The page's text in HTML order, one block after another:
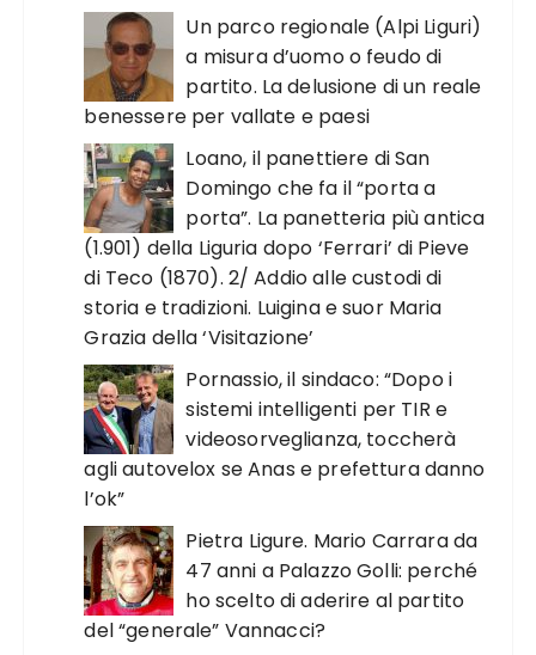
Un parco regionale (Alpi Liguri)
a misura d’uomo o feudo di
partito. La delusione di un reale
benessere per vallate e paesi
Loano, il panettiere di San
Domingo che fa il “porta a
porta”. La panetteria più antica
(1.901) della Liguria dopo ‘Ferrari’ di Pieve
di Teco (1870). 2/ Addio alle custodi di
storia e tradizioni. Luigina e suor Maria
Grazia della ‘Visitazione’
Pornassio, il sindaco: “Dopo i
sistemi intelligenti per TIR e
videosorveglianza, toccherà
agli autovelox se Anas e prefettura danno
l’ok”
Pietra Ligure. Mario Carrara da
47 anni a Palazzo Golli: perché
ho scelto di aderire al partito
del “generale” Vannacci?